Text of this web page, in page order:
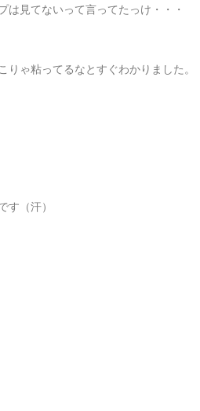
見てないって言ってたっけ・・・
ゃ粘ってるなとすぐわかりました。
（汗）